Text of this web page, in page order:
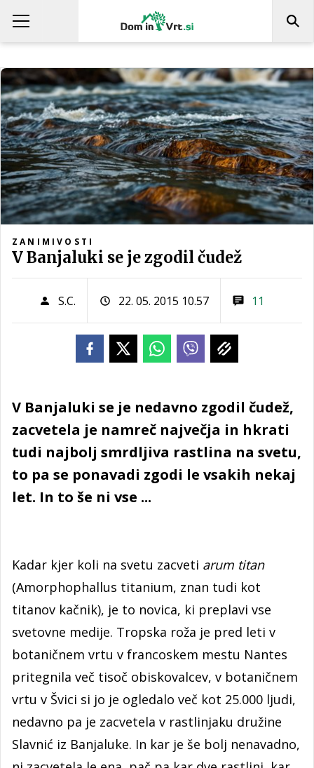
ZANIMIVOSTI
V Banjaluki se je zgodil čudež
S.C. 22. 05. 2015 10.57 11
V Banjaluki se je nedavno zgodil čudež,
zacvetela je namreč največja in hkrati
tudi najbolj smrdljiva rastlina na svetu,
to pa se ponavadi zgodi le vsakih nekaj
let. In to še ni vse ...
Kadar kjer koli na svetu zacveti arum titan
(Amorphophallus titanium, znan tudi kot
titanov kačnik), je to novica, ki preplavi vse
svetovne medije. Tropska roža je pred leti v
botaničnem vrtu v francoskem mestu Nantes
pritegnila več tisoč obiskovalcev, v botaničnem
vrtu v Švici si jo je ogledalo več kot 25.000 ljudi,
nedavno pa je zacvetela v rastlinjaku družine
Slavnić iz Banjaluke. In kar je še bolj nenavadno,